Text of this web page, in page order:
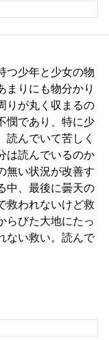
つ少年と少女の物
まりにも物分かり
りが丸く収まるの
憫であり、特に少
読んでいて苦しく
は読んでいるのか
無い状況が改善す
中、最後に曇天の
救われないけど救
らびた大地にたっ
ない救い。読んで